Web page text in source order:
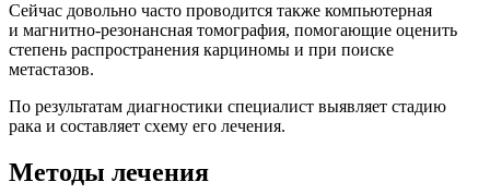
Сейчас довольно часто проводится также компьютерная
и магнитно-резонансная томография, помогающие оценить
степень распространения карциномы и при поиске
метастазов.
По результатам диагностики специалист выявляет стадию
рака и составляет схему его лечения.
Методы лечения